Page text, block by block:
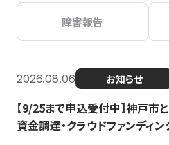
障害報告
2026.08.06 お知らせ
【9/25まで申込受付中】神戸市
資金調達・クラウドファンディ